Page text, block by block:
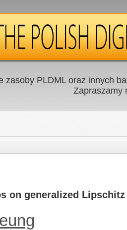
zasoby PLDML oraz innych
Zapraszamy
on generalized Lipschitz